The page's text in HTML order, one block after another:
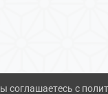
соглашаетесь с